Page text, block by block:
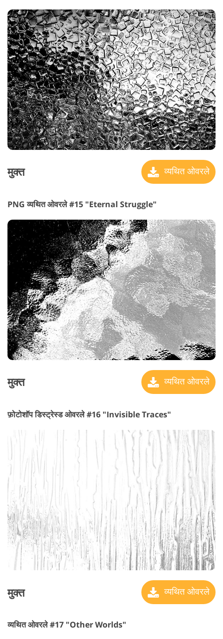
मुक्त व्यथित ओवरले
PNG व्यथित ओवरले #15 "Eternal Struggle"
मुक्त व्यथित ओवरले
फ़ोटोशॉप डिस्ट्रेस्ड ओवरले #16 "Invisible Traces"
मुक्त व्यथित ओवरले
व्यथित ओवरले #17 "Other Worlds"